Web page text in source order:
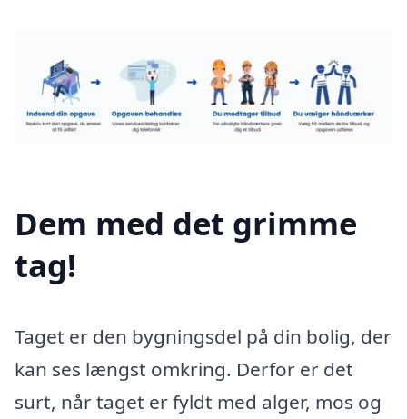
Dem med det grimme
tag!
Taget er den bygningsdel på din bolig, der
kan ses længst omkring. Derfor er det
surt, når taget er fyldt med alger, mos og